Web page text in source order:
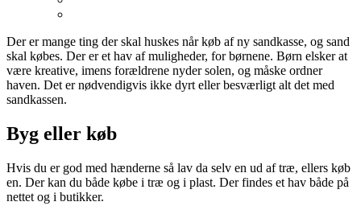
Der er mange ting der skal huskes når køb af ny sandkasse, og sand
skal købes. Der er et hav af muligheder, for børnene. Børn elsker at
være kreative, imens forældrene nyder solen, og måske ordner
haven. Det er nødvendigvis ikke dyrt eller besværligt alt det med
sandkassen.
Byg eller køb
Hvis du er god med hænderne så lav da selv en ud af træ, ellers køb
en. Der kan du både købe i træ og i plast. Der findes et hav både på
nettet og i butikker.